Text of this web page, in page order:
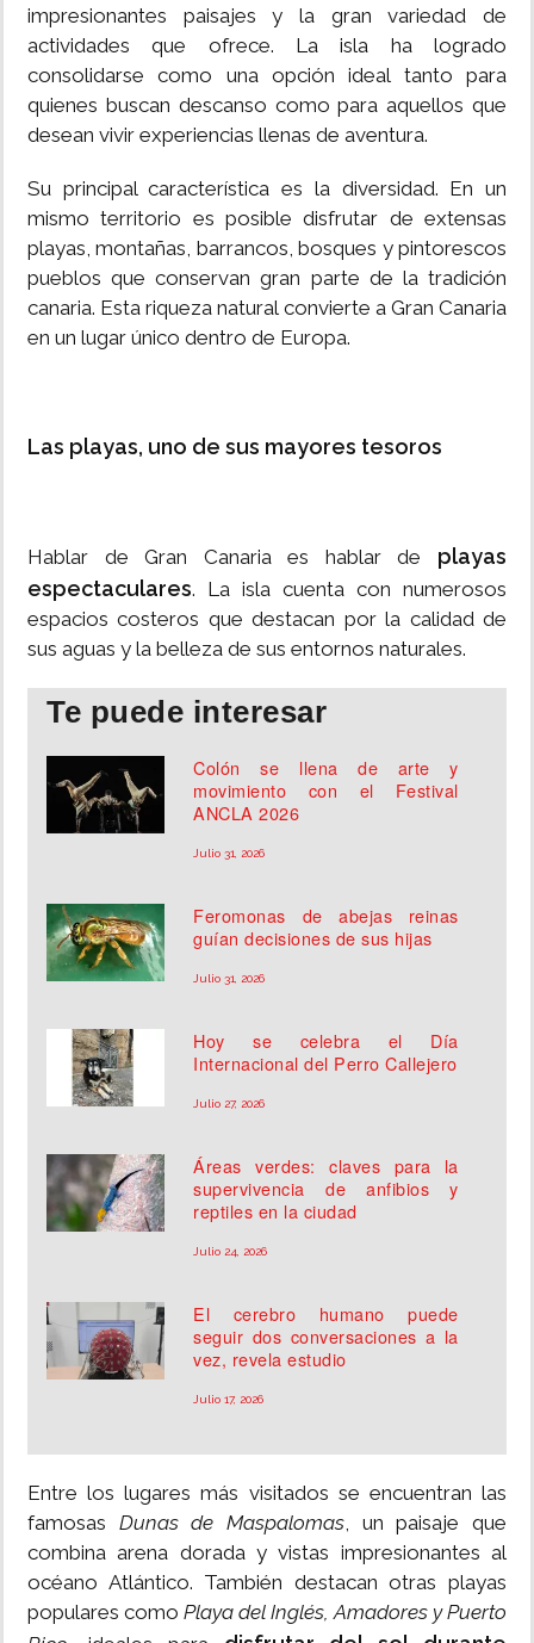
impresionantes paisajes y la gran variedad de
actividades que ofrece. La isla ha logrado
consolidarse como una opción ideal tanto para
quienes buscan descanso como para aquellos que
desean vivir experiencias llenas de aventura.
Su principal característica es la diversidad. En un
mismo territorio es posible disfrutar de extensas
playas, montañas, barrancos, bosques y pintorescos
pueblos que conservan gran parte de la tradición
canaria. Esta riqueza natural convierte a Gran Canaria
en un lugar único dentro de Europa.
Las playas, uno de sus mayores tesoros
Hablar de Gran Canaria es hablar de playas
espectaculares. La isla cuenta con numerosos
espacios costeros que destacan por la calidad de
sus aguas y la belleza de sus entornos naturales.
Te puede interesar
Colón se llena de arte y
movimiento con el Festival
ANCLA 2026
Julio 31, 2026
Feromonas de abejas reinas
guían decisiones de sus hijas
Julio 31, 2026
Hoy se celebra el Día
Internacional del Perro Callejero
Julio 27, 2026
Áreas verdes: claves para la
supervivencia de anfibios y
reptiles en la ciudad
Julio 24, 2026
El cerebro humano puede
seguir dos conversaciones a la
vez, revela estudio
Julio 17, 2026
Entre los lugares más visitados se encuentran las
famosas Dunas de Maspalomas, un paisaje que
combina arena dorada y vistas impresionantes al
océano Atlántico. También destacan otras playas
populares como Playa del Inglés, Amadores y Puerto